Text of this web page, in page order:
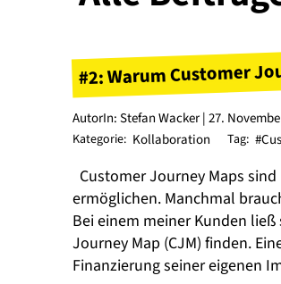
#2: Warum Customer
AutorIn: Stefan Wacker | 27.
Kategorie: Kollaboration Tag:
Customer Journey Maps
ermöglichen. Manchmal
Bei einem meiner Kunden
Journey Map (CJM) finden.
Finanzierung seiner eigenen